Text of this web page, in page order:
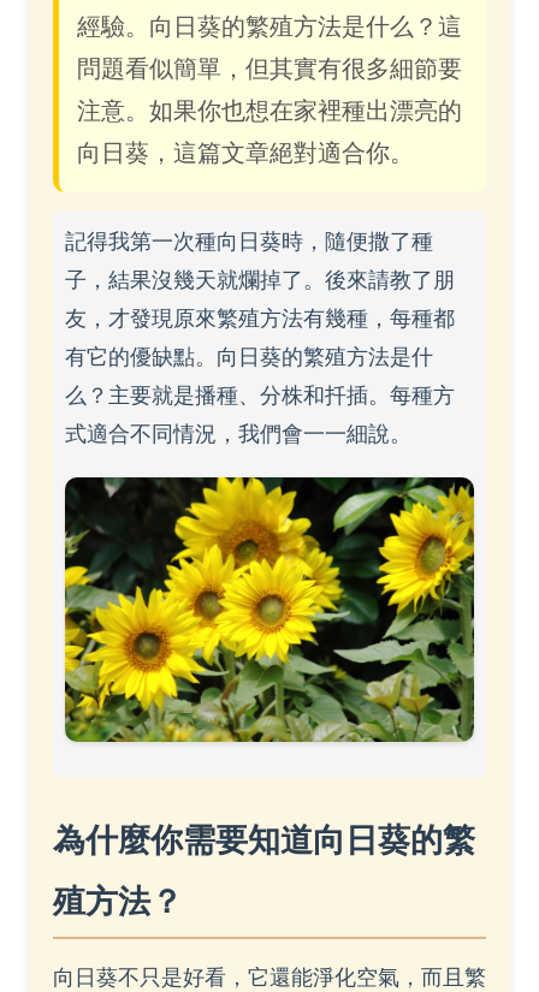
經驗。向日葵的繁殖方法是什么？這
問題看似簡單，但其實有很多細節要
注意。如果你也想在家裡種出漂亮的
向日葵，這篇文章絕對適合你。
記得我第一次種向日葵時，隨便撒了種
子，結果沒幾天就爛掉了。後來請教了朋
友，才發現原來繁殖方法有幾種，每種都
有它的優缺點。向日葵的繁殖方法是什
么？主要就是播種、分株和扦插。每種方
式適合不同情況，我們會一一細說。
為什麼你需要知道向日葵的繁
殖方法？
向日葵不只是好看，它還能淨化空氣，而且繁